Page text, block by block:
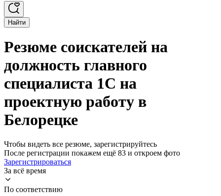
Найти
Резюме соискателей на
должность главного
специалиста 1С на
проектную работу в
Белорецке
Чтобы видеть все резюме, зарегистрируйтесь
После регистрации покажем ещё 83 и откроем фото
Зарегистрироваться
За всё время
По соответствию